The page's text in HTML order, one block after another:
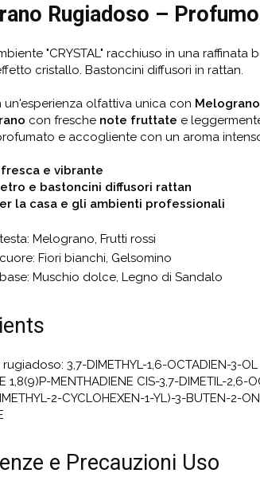
Rugiadoso –
"CRYSTAL" racchiuso in una
cristallo. Bastoncini diffusori in rattan.
un'esperienza olfattiva unica con
con fresche note fruttate e
e accogliente con un aroma
e vibrante
e bastoncini diffusori rattan
la casa e gli ambienti professionali
Melograno, Frutti rossi
Fiori bianchi, Gelsomino
Muschio dolce, Legno di Sandalo
3,7-DIMETHYL-1,6-OCTADIEN-3-OL
1,8(9)P-MENTHADIENE CIS-3,7-DIMETIL-2,6-
2-CYCLOHEXEN-1-YL)-3-BUTEN-2-
e Precauzioni Uso